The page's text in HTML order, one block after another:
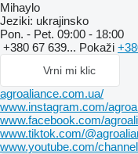
Mihaylo
Jeziki: ukrajinsko
Pon. - Pet. 09:00 - 18:00
+380 67 639... Pokaži
Vrni mi klic
agroaliance.com.ua/
www.instagram.com/
www.facebook.com/
www.tiktok.com/
www.youtube.com/